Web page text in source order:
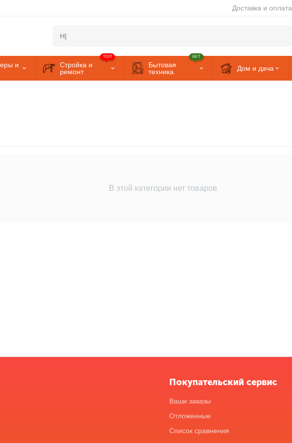
Доставка и оплата
и
Стройка и
ремонт
ТОП
Бытовая
техника
ХИТ
Дом и дача
В этой категории нет товаров
Покупательский сервис
Ваши заказы
Отложенные
Список сравнения